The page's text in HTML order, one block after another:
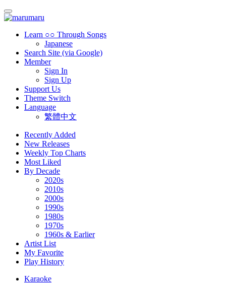
Learn ○○ Through Songs
Japanese
Search Site (via Google)
Member
Sign In
Sign Up
Support Us
Theme Switch
Language
繁體中文
Recently Added
New Releases
Weekly Top Charts
Most Liked
By Decade
2020s
2010s
2000s
1990s
1980s
1970s
1960s & Earlier
Artist List
My Favorite
Play History
Karaoke